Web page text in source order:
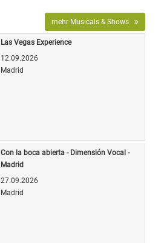
mehr Musicals & Shows
Las Vegas Experience
12.09.2026
Madrid
Con la boca abierta - Dimensión Vocal -
Madrid
27.09.2026
Madrid